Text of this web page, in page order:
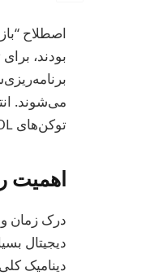
اصطلاح
بودند،
توکن‌های SOL که توسط سرمایه‌گذاران و توسعه‌دهندگان اولیه نگهداری می‌شود، به بازار عرضه خواهد شد.
اهمیت
درک زمان و
دیجیتال
دینامیک